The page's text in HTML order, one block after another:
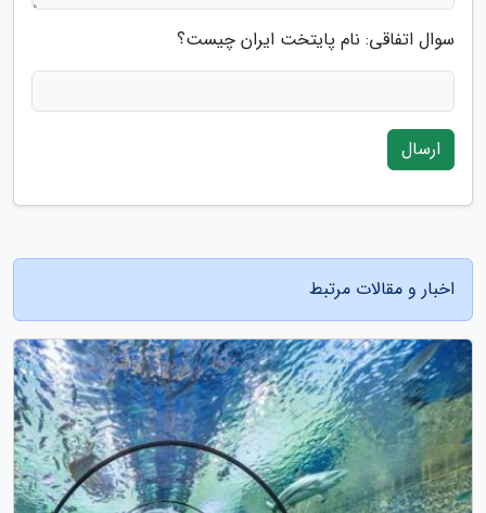
سوال اتفاقی: نام پایتخت ایران چیست؟
ارسال
اخبار و مقالات مرتبط